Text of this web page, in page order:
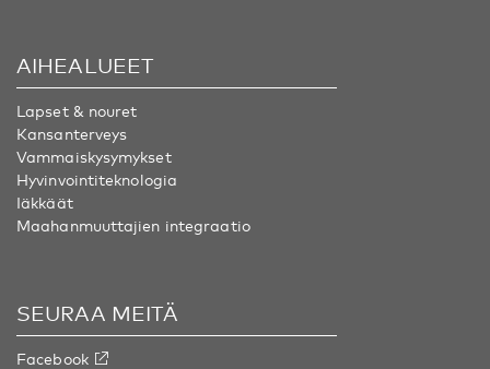
AIHEALUEET
Lapset & nouret
Kansanterveys
Vammaiskysymykset
Hyvinvointiteknologia
Iäkkäät
Maahanmuuttajien integraatio
SEURAA MEITÄ
Facebook